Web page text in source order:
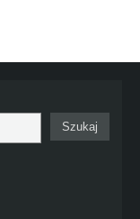
Szukaj